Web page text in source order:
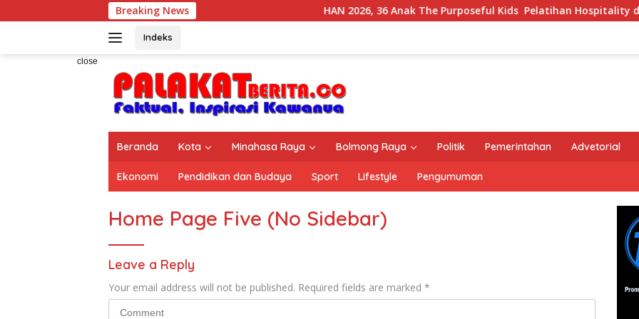
to
Breaking News HAN 2026, 36 Anak The Purposeful Kids Pelatihan Hospitality di
Indeks
close
Beranda Kota Minahasa Raya Bolmong Raya Politik Pemerintahan Advetorial
Ekonomi Pendidikan dan Budaya Sport Lifestyle Pengumuman
Home Page Five (No Sidebar)
Leave a Reply
Your email address will not be published. Required fields are marked *